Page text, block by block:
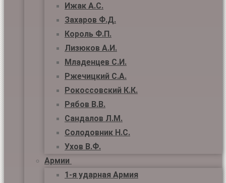
Ижак А.С.
Захаров Ф.Д.
Король Ф.П.
Лизюков А.И.
Младенцев С.И.
Ржечицкий С.А.
Рокоссовский К.К.
Рябов В.В.
Сандалов Л.М.
Солодовник Н.С.
Ухов В.Ф.
Армии
1-я ударная Армия